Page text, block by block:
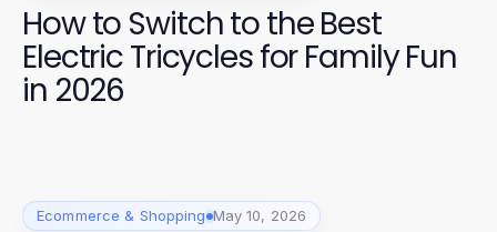
How to Switch to the Best
Electric Tricycles for Family Fun
in 2026
Ecommerce & Shopping May 10, 2026